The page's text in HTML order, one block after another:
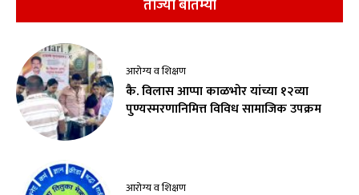
ताज्या बातम्या
आरोग्य व शिक्षण
कै. विलास आप्पा काळभोर यांच्या १२व्या
पुण्यस्मरणानिमित्त विविध सामाजिक उपक्रम
आरोग्य व शिक्षण